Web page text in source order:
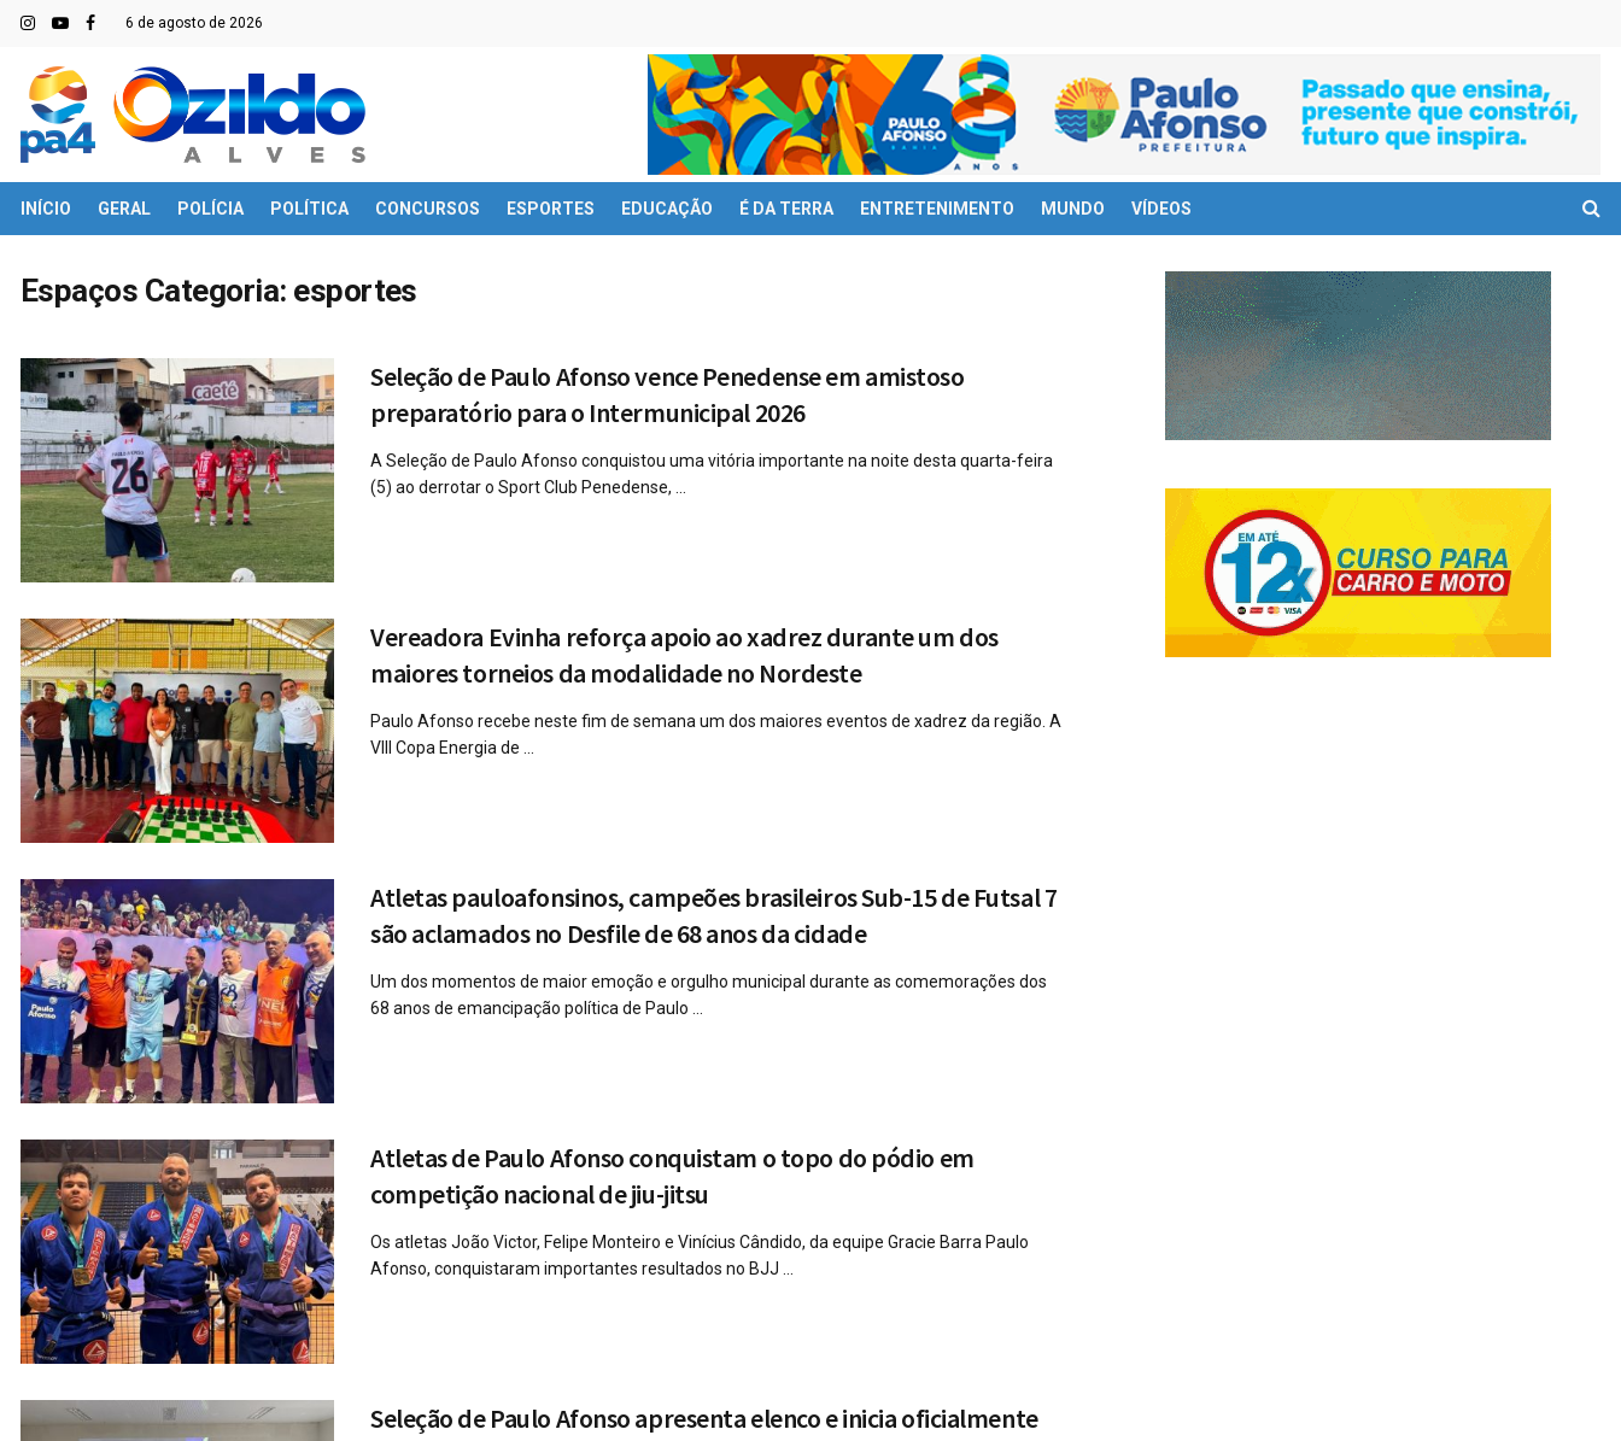
6 de agosto de 2026
INÍCIO GERAL POLÍCIA POLÍTICA CONCURSOS ESPORTES EDUCAÇÃO É DA TERRA ENTRETENIMENTO MUNDO VÍDEOS
Espaços Categoria: esportes
Seleção de Paulo Afonso vence Penedense em amistoso
preparatório para o Intermunicipal 2026
A Seleção de Paulo Afonso conquistou uma vitória importante na noite desta quarta-feira
(5) ao derrotar o Sport Club Penedense, ...
Vereadora Evinha reforça apoio ao xadrez durante um dos
maiores torneios da modalidade no Nordeste
Paulo Afonso recebe neste fim de semana um dos maiores eventos de xadrez da região. A
VIII Copa Energia de ...
Atletas pauloafonsinos, campeões brasileiros Sub-15 de Futsal 7
são aclamados no Desfile de 68 anos da cidade
Um dos momentos de maior emoção e orgulho municipal durante as comemorações dos
68 anos de emancipação política de Paulo ...
Atletas de Paulo Afonso conquistam o topo do pódio em
competição nacional de jiu-jitsu
Os atletas João Victor, Felipe Monteiro e Vinícius Cândido, da equipe Gracie Barra Paulo
Afonso, conquistaram importantes resultados no BJJ ...
Seleção de Paulo Afonso apresenta elenco e inicia oficialmente